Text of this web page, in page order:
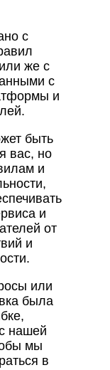
с
же с
с
и
быть
вас, но
и
и
от
и
или
была
нашей
мы
в